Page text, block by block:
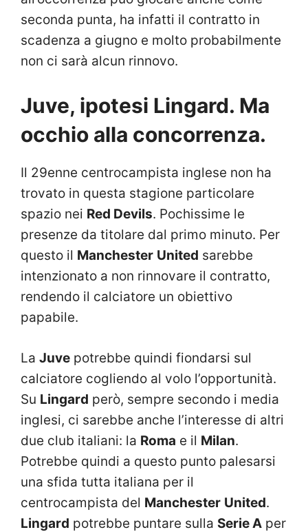
seconda punta, ha infatti il contratto in
scadenza a giugno e molto probabilmente
non ci sarà alcun rinnovo.
Juve, ipotesi Lingard. Ma
occhio alla concorrenza.
Il 29enne centrocampista inglese non ha
trovato in questa stagione particolare
spazio nei Red Devils. Pochissime le
presenze da titolare dal primo minuto. Per
questo il Manchester United sarebbe
intenzionato a non rinnovare il contratto,
rendendo il calciatore un obiettivo
papabile.
La Juve potrebbe quindi fiondarsi sul
calciatore cogliendo al volo l’opportunità.
Su Lingard però, sempre secondo i media
inglesi, ci sarebbe anche l’interesse di altri
due club italiani: la Roma e il Milan.
Potrebbe quindi a questo punto palesarsi
una sfida tutta italiana per il
centrocampista del Manchester United.
Lingard potrebbe puntare sulla Serie A per